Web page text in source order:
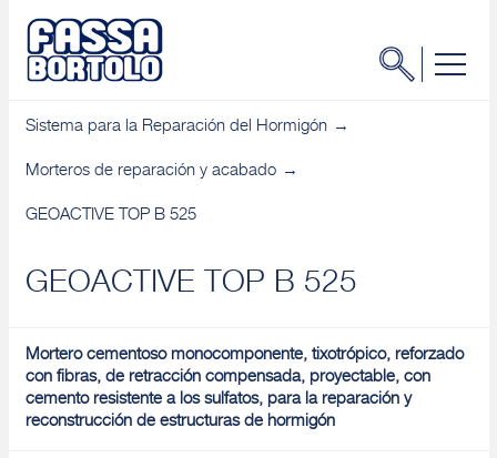
Sistema para la Reparación del Hormigón
Morteros de reparación y acabado
GEOACTIVE TOP B 525
GEOACTIVE TOP B 525
Mortero cementoso monocomponente, tixotrópico, reforzado
con fibras, de retracción compensada, proyectable, con
cemento resistente a los sulfatos, para la reparación y
reconstrucción de estructuras de hormigón